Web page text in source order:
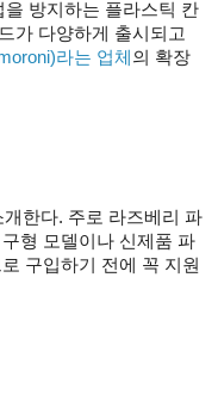
방지하는 플라스틱 칸
가 다양하게 출시되고
라는 업체의 확장
한다. 주로 라즈베리 파
형 모델이나 신제품 파
구입하기 전에 꼭 지원